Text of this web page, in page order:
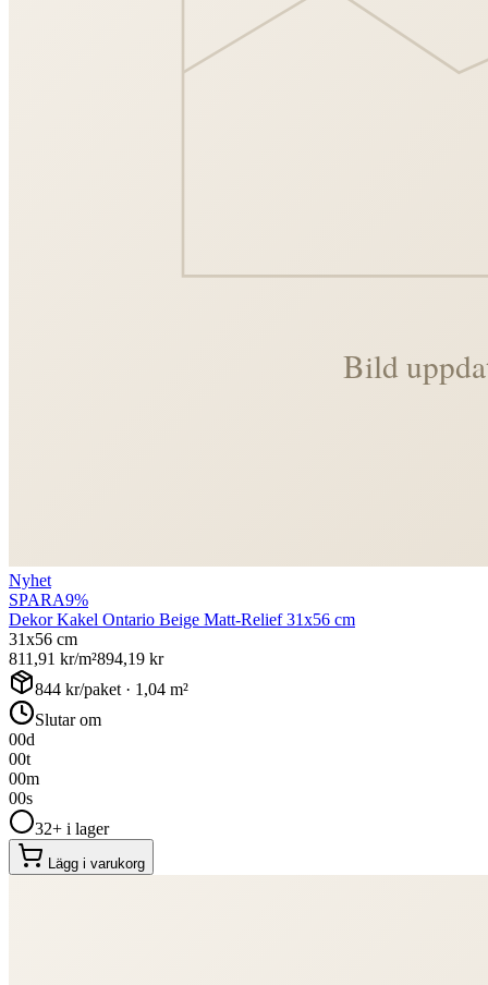
Nyhet
SPARA9%
Dekor Kakel Ontario Beige Matt-Relief 31x56 cm
31x56 cm
811,91 kr/m²894,19 kr
844 kr/paket · 1,04 m²
Slutar om
00d
00t
00m
00s
32+ i lager
Lägg i varukorg